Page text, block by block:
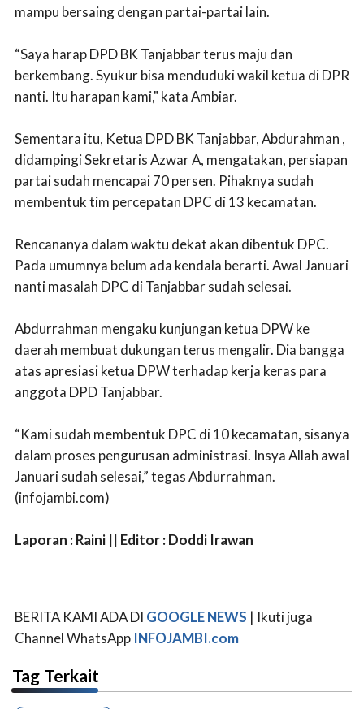
mampu bersaing dengan partai-partai lain.
“Saya harap DPD BK Tanjabbar terus maju dan
berkembang. Syukur bisa menduduki wakil ketua di DPR
nanti. Itu harapan kami," kata Ambiar.
Sementara itu, Ketua DPD BK Tanjabbar, Abdurahman ,
didampingi Sekretaris Azwar A, mengatakan, persiapan
partai sudah mencapai 70 persen. Pihaknya sudah
membentuk tim percepatan DPC di 13 kecamatan.
Rencananya dalam waktu dekat akan dibentuk DPC.
Pada umumnya belum ada kendala berarti.‎ Awal Januari
nanti masalah DPC di Tanjabbar sudah selesai.
Abdurrahman mengaku kunjungan ketua DPW ke
daerah membuat dukungan terus mengalir. Dia bangga
atas apresiasi ketua DPW terhadap kerja keras para
anggota DPD Tanjabbar.
“Kami sudah membentuk DPC di 10 kecamatan, sisanya
dalam proses pengurusan administrasi. Insya Allah awal
Januari sudah selesai,” tegas Abdurrahman.
(infojambi.com)
Laporan : Raini || Editor : Doddi Irawan
BERITA KAMI ADA DI GOOGLE NEWS | Ikuti juga
Channel WhatsApp INFOJAMBI.com
Tag Terkait